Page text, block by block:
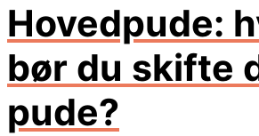
Hovedpude:
bør du skifte
pude?